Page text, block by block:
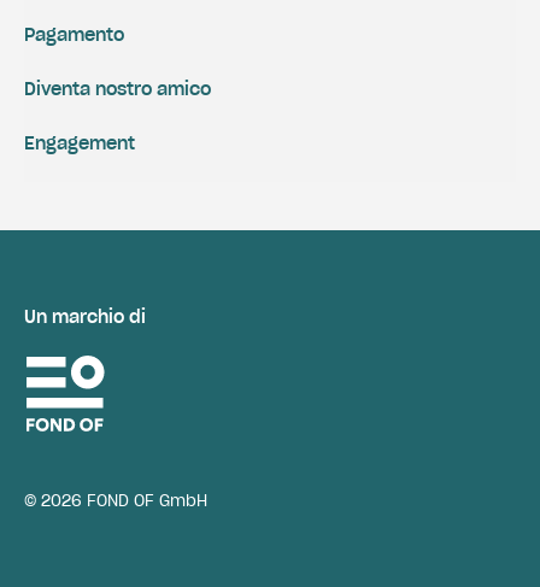
Pagamento
Engagement
Diventa nostro amico
Un marchio di
© 2026 FOND OF GmbH